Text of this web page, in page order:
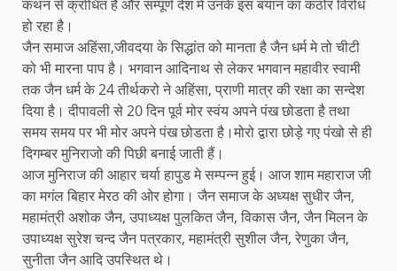
कथन से क्रोधित है और सम्पूर्ण देश मे उनके इस बयान का कठोर विरोध
हो रहा है।
जैन समाज अहिंसा,जीवदया के सिद्धांत को मानता है जैन धर्म मे तो चीटी
को भी मारना पाप है। भगवान आदिनाथ से लेकर भगवान महावीर स्वामी
तक जैन धर्म के 24 तीर्थकरो ने अहिंसा, प्राणी मात्र की रक्षा का सन्देश
दिया है। दीपावली से 20 दिन पूर्व मोर स्वंय अपने पंख छोडता है तथा
समय समय पर भी मोर अपने पंख छोडता है।मोरो द्वारा छोड़े गए पंखो से ही
दिगम्बर मुनिराजो की पिछी बनाई जाती हैं।
आज मुनिराज की आहार चर्या हापुड मे सम्पन्न हुई। आज शाम महाराज जी
का मगंल बिहार मेरठ की ओर होगा। जैन समाज के अध्यक्ष सुधीर जैन,
महामंत्री अशोक जैन, उपाध्यक्ष पुलकित जैन, विकास जैन, जैन मिलन के
उपाध्यक्ष सुरेश चन्द जैन पत्रकार, महामंत्री सुशील जैन, रेणुका जैन,
सुनीता जैन आदि उपस्थित थे।